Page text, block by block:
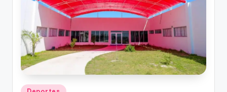
Publicado